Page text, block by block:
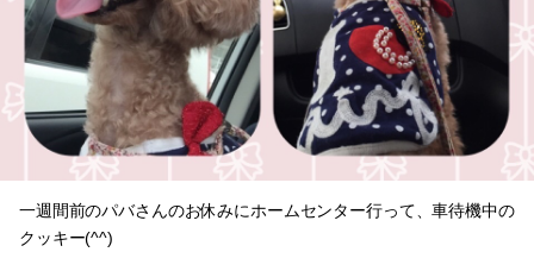
一週間前のパバさんのお休みにホームセンター行って、車待機中の
クッキー(^^)